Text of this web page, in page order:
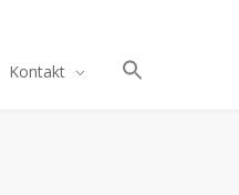
Kontakt